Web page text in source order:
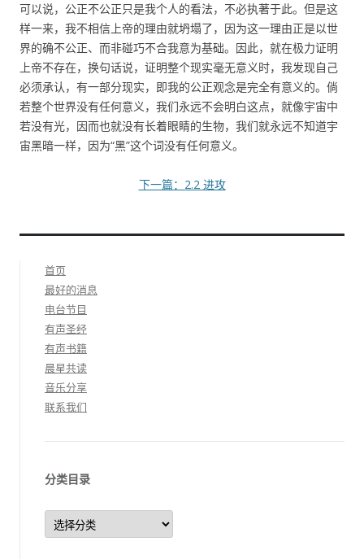
可以说，公正不公正只是我个人的看法，不必执著于此。但是这
样一来，我不相信上帝的理由就坍塌了，因为这一理由正是以世
界的确不公正、而非碰巧不合我意为基础。因此，就在极力证明
上帝不存在，换句话说，证明整个现实毫无意义时，我发现自己
必须承认，有一部分现实，即我的公正观念是完全有意义的。倘
若整个世界没有任何意义，我们永远不会明白这点，就像宇宙中
若没有光，因而也就没有长着眼睛的生物，我们就永远不知道宇
宙黑暗一样，因为“黑”这个词没有任何意义。
下一篇：2.2 进攻
首页
最好的消息
电台节目
有声圣经
有声书籍
晨星共读
音乐分享
联系我们
分类目录
分
类
目